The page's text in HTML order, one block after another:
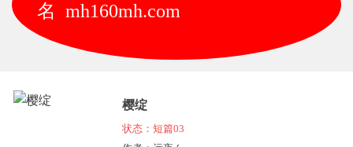
名 mh160mh.com
樱绽
状态：短篇03